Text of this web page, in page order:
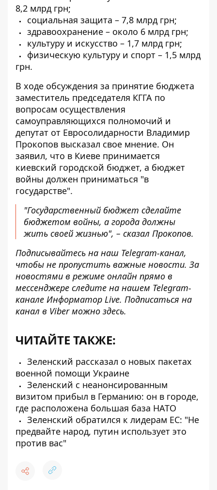
8,2 млрд грн;
социальная защита – 7,8 млрд грн;
здравоохранение – около 6 млрд грн;
культуру и искусство – 1,7 млрд грн;
физическую культуру и спорт – 1,5 млрд
грн.
В ходе обсуждения за принятие бюджета
заместитель председателя КГГА по
вопросам осуществления
самоуправляющихся полномочий и
депутат от Евросолидарности Владимир
Прокопов высказал свое мнение. Он
заявил, что в Киеве принимается
киевский городской бюджет, а бюджет
войны должен приниматься "в
государстве".
"Государственный бюджет сделайте
бюджетом войны, а города должны
жить своей жизнью", – сказал Прокопов.
Подписывайтесь на наш Telegram-канал,
чтобы не пропустить важные новости. За
новостями в режиме онлайн прямо в
мессенджере следите на нашем Telegram-
канале Информатор Live. Подписаться на
канал в Viber можно здесь.
ЧИТАЙТЕ ТАКЖЕ:
Зеленский рассказал о новых пакетах
военной помощи Украине
Зеленский с неанонсированным
визитом прибыл в Германию: он в городе,
где расположена большая база НАТО
Зеленский обратился к лидерам ЕС: "Не
предвайте народ, путин использует это
против вас"